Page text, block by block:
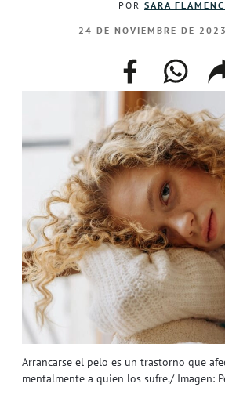
Arrancarse el pelo es un trastorno que
mentalmente a quien los sufre./ Imagen:
POR SARA
24 DE NOVIEMBRE DE
facebook